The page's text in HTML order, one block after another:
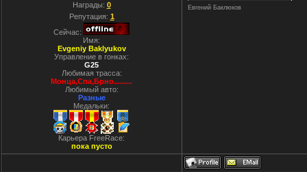
Награды: 0
Репутация: 1
Сейчас:
Имя:
Evgeniy Baklyukov
Управление в гонках:
G25
Любимая трасса:
Монца,Спа,Брно.........
Любимый авто:
Разные
Медальки:
Карьера FreeRace:
пока пусто
Евгений Баклюков